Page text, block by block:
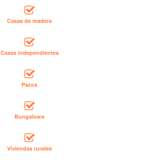
Casas de madera
Casas independientes
Pazos
Bungalows
Viviendas rurales